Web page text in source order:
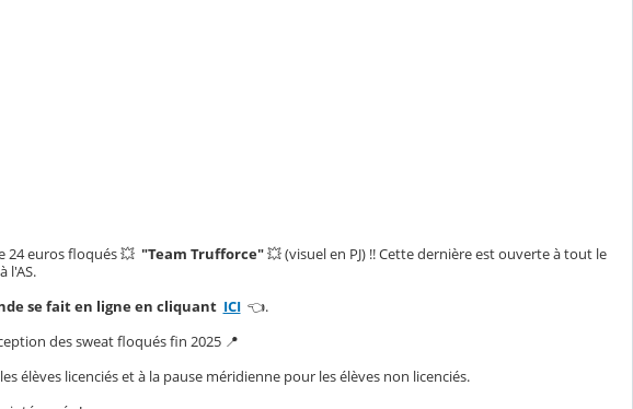
24 euros floqués 💥 "Team Trufforce"💥 (visuel en PJ) !! Cette dernière est ouverte à tout le
l'AS.
se fait en ligne en cliquant ICI 👈.
des sweat floqués fin 2025 📍
élèves licenciés et à la pause méridienne pour les élèves non licenciés.